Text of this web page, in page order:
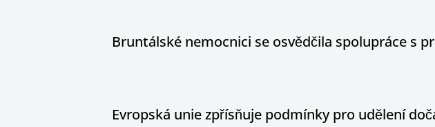
Bruntálské nemocnici se osvědčila spolupráce s
Evropská unie zpřísňuje podmínky pro udělení